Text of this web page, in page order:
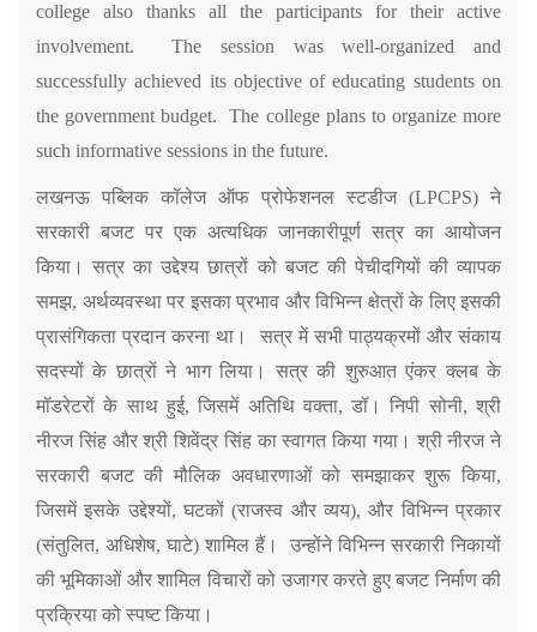
college also thanks all the participants for their active
involvement. The session was well-organized and
successfully achieved its objective of educating students on
the government budget. The college plans to organize more
such informative sessions in the future.
लखनऊ पब्लिक कॉलेज ऑफ प्रोफेशनल स्टडीज (LPCPS) ने
सरकारी बजट पर एक अत्यधिक जानकारीपूर्ण सत्र का आयोजन
किया। सत्र का उद्देश्य छात्रों को बजट की पेचीदगियों की व्यापक
समझ, अर्थव्यवस्था पर इसका प्रभाव और विभिन्न क्षेत्रों के लिए इसकी
प्रासंगिकता प्रदान करना था। सत्र में सभी पाठ्यक्रमों और संकाय
सदस्यों के छात्रों ने भाग लिया। सत्र की शुरुआत एंकर क्लब के
मॉडरेटरों के साथ हुई,जिसमें अतिथि वक्ता,डॉ। निपी सोनी,श्री
नीरज सिंह और श्री शिवेंद्र सिंह का स्वागत किया गया। श्री नीरज ने
सरकारी बजट की मौलिक अवधारणाओं को समझाकर शुरू किया,
जिसमें इसके उद्देश्यों,घटकों (राजस्व और व्यय),और विभिन्न प्रकार
(संतुलित, अधिशेष, घाटे) शामिल हैं। उन्होंने विभिन्न सरकारी निकायों
की भूमिकाओं और शामिल विचारों को उजागर करते हुए बजट निर्माण की
प्रक्रिया को स्पष्ट किया।